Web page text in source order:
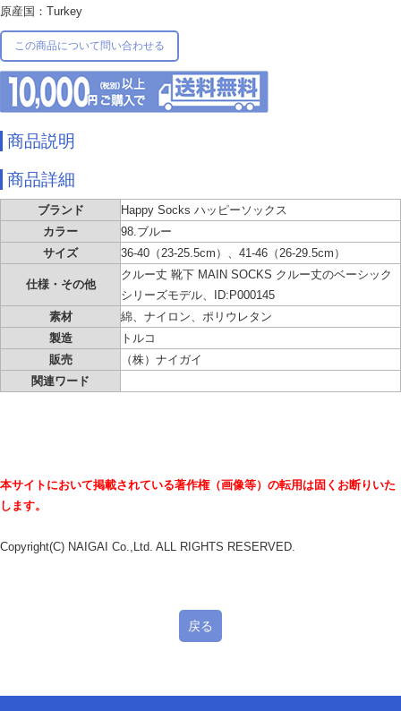
原産国：Turkey
この商品について問い合わせる
商品説明
商品詳細
ブランド
Happy Socks ハッピーソックス
カラー
98.ブルー
サイズ
36-40（23-25.5cm）、41-46（26-29.5cm）
仕様・その他
クルー丈 靴下 MAIN SOCKS クルー丈のベーシック
シリーズモデル、ID:P000145
素材
綿、ナイロン、ポリウレタン
製造
トルコ
販売
（株）ナイガイ
関連ワード
本サイトにおいて掲載されている著作権（画像等）の転用は固くお断りいた
します。
Copyright(C) NAIGAI Co.,Ltd. ALL RIGHTS RESERVED.
戻る